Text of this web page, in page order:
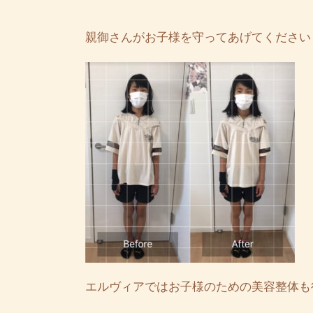
親御さんがお子様を守ってあげてください
エルヴィアではお子様のための美容整体